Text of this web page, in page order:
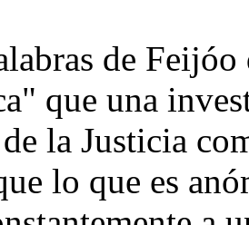
de
que una
la Justicia
lo que es